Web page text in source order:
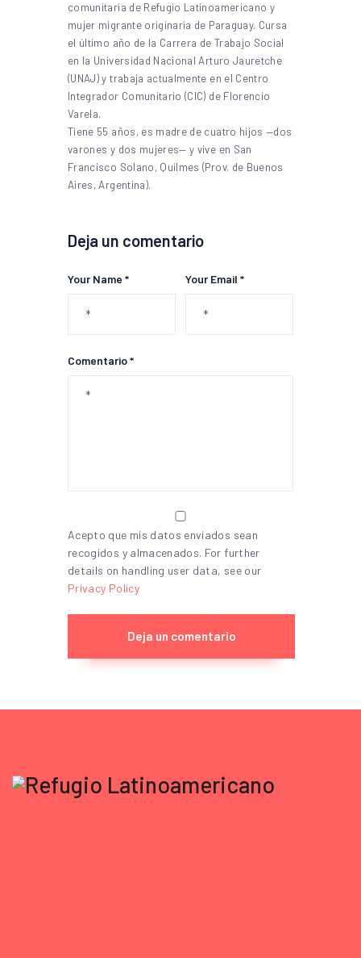
comunitaria de Refugio Latinoamericano y
mujer migrante originaria de Paraguay. Cursa
el último año de la Carrera de Trabajo Social
en la Universidad Nacional Arturo Jauretche
(UNAJ) y trabaja actualmente en el Centro
Integrador Comunitario (CIC) de Florencio
Varela.
Tiene 55 años, es madre de cuatro hijos —dos
varones y dos mujeres— y vive en San
Francisco Solano, Quilmes (Prov. de Buenos
Aires, Argentina).
Deja un comentario
Your Name * Your Email *
Comentario *
Acepto que mis datos enviados sean
recogidos y almacenados. For further
details on handling user data, see our
Privacy Policy